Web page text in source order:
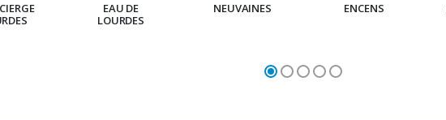
EAU DE
LOURDES
NEUVAINES ENCENS